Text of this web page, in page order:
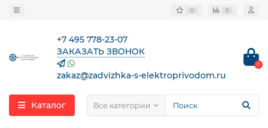
0 0
+7 495 778-23-07
ЗАКАЗАТЬ ЗВОНОК
zakaz@zadvizhka-s-elektroprivodom.ru
0
Каталог Все категории